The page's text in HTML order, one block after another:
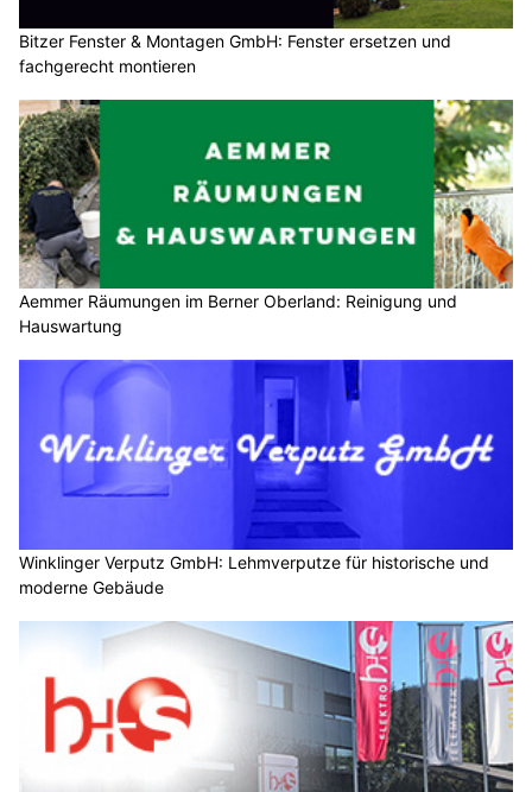
Bitzer Fenster & Montagen GmbH: Fenster ersetzen und
fachgerecht montieren
Aemmer Räumungen im Berner Oberland: Reinigung und
Hauswartung
Winklinger Verputz GmbH: Lehmverputze für historische und
moderne Gebäude